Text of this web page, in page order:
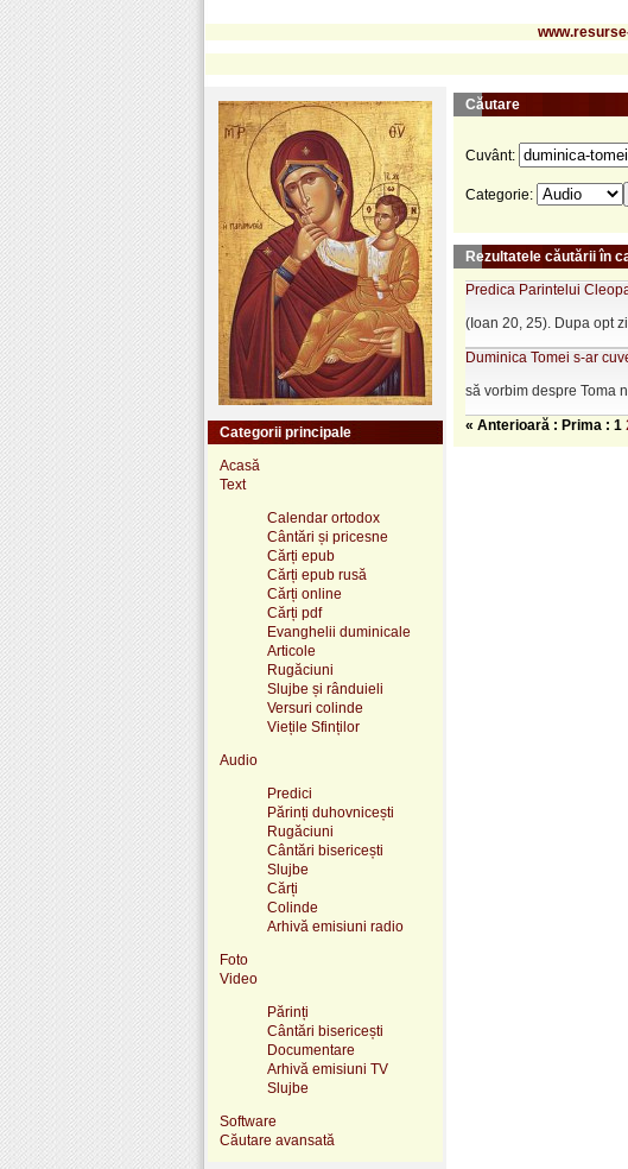
Categorii principale
Acasă
Text
Calendar ortodox
Cântări și pricesne
Cărți epub
Cărți epub rusă
Cărți online
Cărți pdf
Evanghelii duminicale
Articole
Rugăciuni
Slujbe și rânduieli
Versuri colinde
Viețile Sfinților
Audio
Predici
Părinți duhovnicești
Rugăciuni
Cântări bisericești
Slujbe
Cărți
Colinde
Arhivă emisiuni radio
Foto
Video
Părinți
Cântări bisericești
Documentare
Arhivă emisiuni TV
Slujbe
Software
Căutare avansată
Căutare
Cuvânt:
Categorie:
Rezultatele căutării în
Predica Parintelui
(Ioan 20, 25). Dupa opt
Duminica Tomei s-ar
să vorbim despre Toma
« Anterioară : Prima : 1